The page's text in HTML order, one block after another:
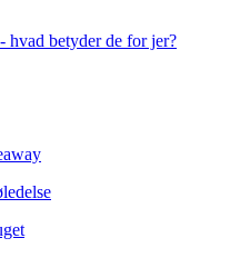
hvad betyder de for jer?